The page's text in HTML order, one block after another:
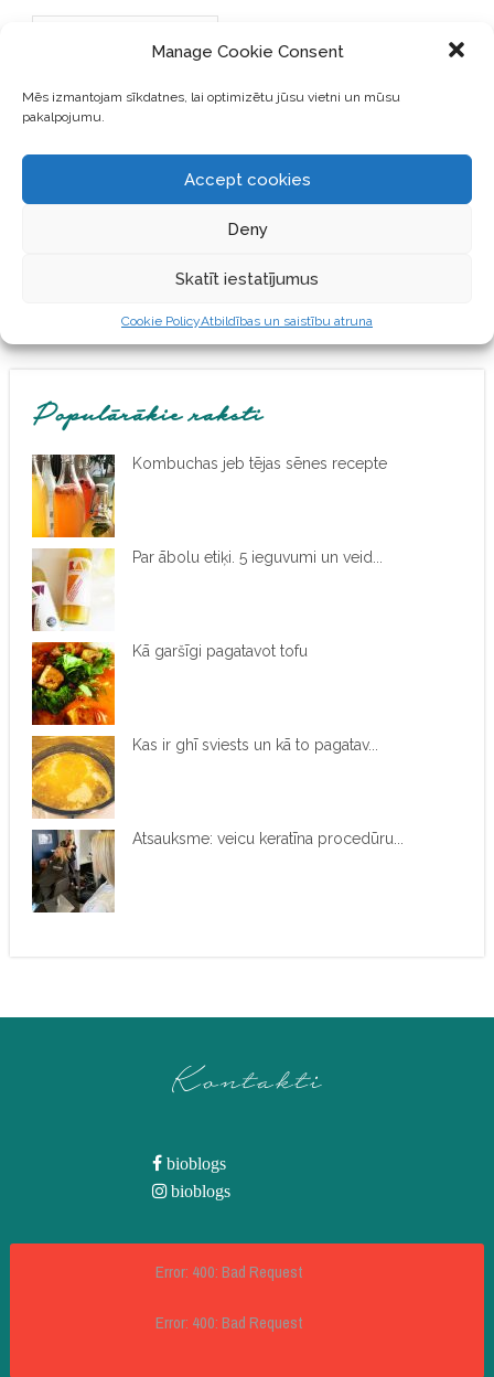
Manage Cookie Consent
Mēs izmantojam sīkdatnes, lai optimizētu jūsu vietni un mūsu
pakalpojumu.
Accept cookies
Deny
Skatīt iestatījumus
Cookie PolicyAtbildības un saistību atruna
ŠAJĀ PĀRLŪKPROGRAMMĀ
NĀKAMAJAI REIZEI, KAD
Populārākie raksti
Kombuchas jeb tējas sēnes recepte
Par ābolu etiķi. 5 ieguvumi un veid...
Kā garšīgi pagatavot tofu
Kas ir ghī sviests un kā to pagatav...
Atsauksme: veicu keratīna procedūru...
Kontakti
bioblogs
bioblogs
Error: 400: Bad Request
Error: 400: Bad Request